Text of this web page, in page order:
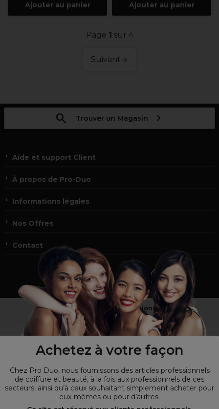
Achetez à votre façon
Chez Pro Duo, nous fournissons des articles professionnels
de coiffure et beauté, à la fois aux professionnels de ces
secteurs, ainsi qu’à ceux souhaitant simplement acheter pour
eux-mêmes ou pour d’autres.
Ajouter au panier Ajouter au panier
Page 1 sur 4
Suivant
Trouver un Magasin
Aide et support Client
À propos de Pro-Duo
Informations légales
Nos Offres
Contact
Vous n’êtes pas un professionnel ?
Visitez notre site pourles particuliers !